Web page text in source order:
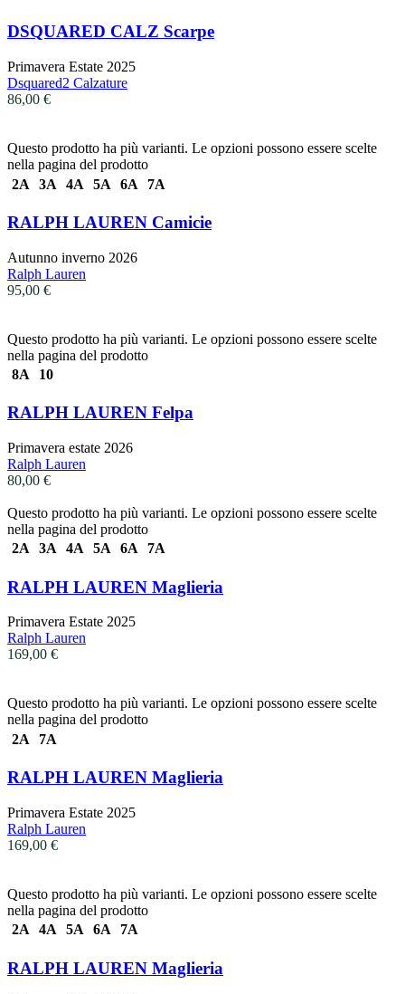
DSQUARED CALZ Scarpe
Primavera Estate 2025
Dsquared2 Calzature
86,00 €
Questo prodotto ha più varianti. Le opzioni possono essere scelte
nella pagina del prodotto
2A
3A 4A 5A 6A 7A
RALPH LAUREN Camicie
Autunno inverno 2026
Ralph Lauren
95,00 €
Questo prodotto ha più varianti. Le opzioni possono essere scelte
nella pagina del prodotto
8A
10
RALPH LAUREN Felpa
Primavera estate 2026
Ralph Lauren
80,00 €
Questo prodotto ha più varianti. Le opzioni possono essere scelte
nella pagina del prodotto
2A 3A 4A 5A 6A 7A
RALPH LAUREN Maglieria
Primavera Estate 2025
Ralph Lauren
169,00 €
Questo prodotto ha più varianti. Le opzioni possono essere scelte
nella pagina del prodotto
2A
7A
RALPH LAUREN Maglieria
Primavera Estate 2025
Ralph Lauren
169,00 €
Questo prodotto ha più varianti. Le opzioni possono essere scelte
nella pagina del prodotto
2A
4A 5A 6A 7A
RALPH LAUREN Maglieria